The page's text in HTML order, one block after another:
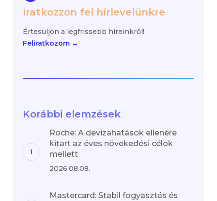
Iratkozzon fel hírlevelünkre
Értesüljön a legfrissebb híreinkről!
Feliratkozom →
Korábbi elemzések
Roche: A devizahatások ellenére
kitart az éves növekedési célok
mellett
2026.08.08.
Mastercard: Stabil fogyasztás és